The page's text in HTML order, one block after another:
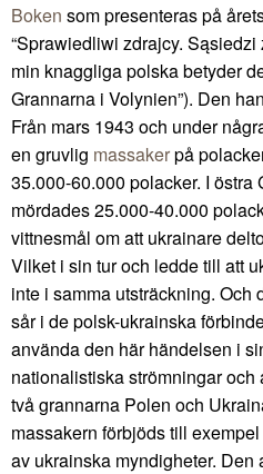
Boken som presenteras på
“Sprawiedliwi zdrajcy. Sąsiedzi
min knaggliga polska betyder
Grannarna i Volynien”). Den
Från mars 1943 och under
en gruvlig massakerpå
35.000-60.000 polacker. I östra
mördades 25.000-40.000
vittnesmål om att ukrainare
Vilket i sin tur och ledde till att
inte i samma utsträckning. Och
sår i de polsk-ukrainska
använda den här händelsen i
nationalistiska strömningar
två grannarna Polen och
massakern förbjöds till
av ukrainska myndigheter. Den